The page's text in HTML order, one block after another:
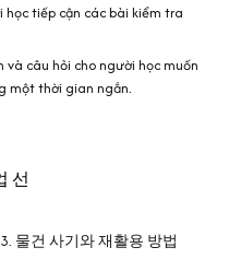
tiếp cận các bài kiểm tra
và câu hỏi cho người học muốn
một thời gian ngắn.
선
물건 사기와 재활용 방법